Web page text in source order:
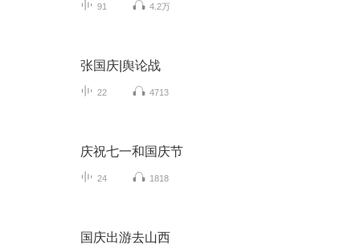
91 4.2万
张国庆|舆论战
22 4713
庆祝七一和国庆节
24 1818
国庆出游去山西